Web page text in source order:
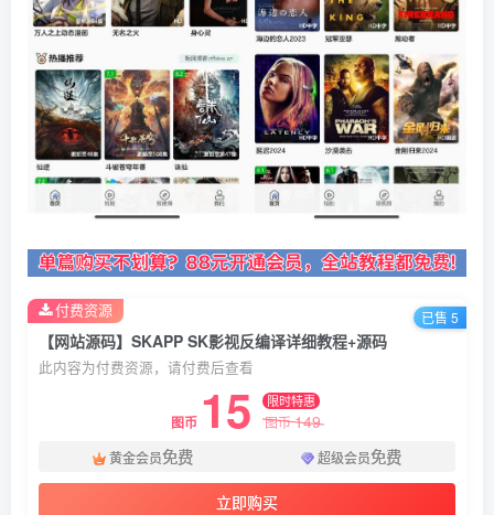
【网站源码】SKAPP SK影视反编译详细教程+源码
此内容为付费资源，请付费后查看
图币 15 限时特惠
图币149
黄金会员免费 超级会员免费
立即购买
付费资源 已售 5